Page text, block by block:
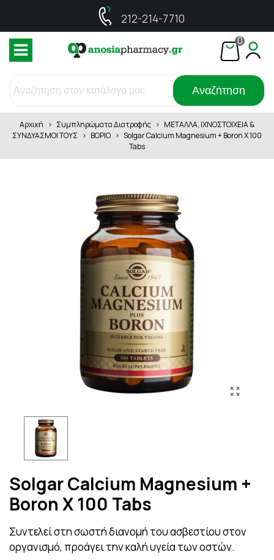
212-214-7710
0
Αναζήτηση
Αρχική > Συμπληρώματα Διατροφής > ΜΕΤΑΛΛΑ, ΙΧΝΟΣΤΟΙΧΕΙΑ &
ΣΥΝΔΥΑΣΜΟΙ ΤΟΥΣ > ΒΟΡΙΟ > Solgar Calcium Magnesium + Boron X 100
Tabs
Solgar Calcium Magnesium +
Boron X 100 Tabs
Συντελεί στη σωστή διανομή του ασβεστίου στον
οργανισμό, προάγει την καλή υγεία των οστών.